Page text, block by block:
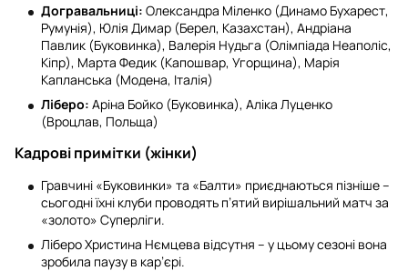
Догравальниці: Олександра Міленко (Динамо Бухарест,
Румунія), Юлія Димар (Берел, Казахстан), Андріана
Павлик (Буковинка), Валерія Нудьга (Олімпіада Неаполіс,
Кіпр), Марта Федик (Капошвар, Угорщина), Марія
Капланська (Модена, Італія)
Ліберо: Аріна Бойко (Буковинка), Аліка Луценко
(Вроцлав, Польща)
Кадрові примітки (жінки)
Гравчині «Буковинки» та «Балти» приєднаються пізніше –
сьогодні їхні клуби проводять п’ятий вирішальний матч за
«золото» Суперліги.
Ліберо Христина Нємцева відсутня – у цьому сезоні вона
зробила паузу в кар’єрі.